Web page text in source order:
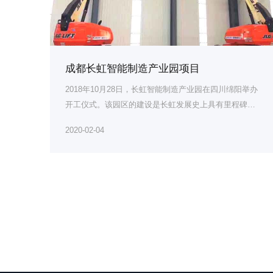
成都长虹智能制造产业园项目
2018年10月28日，长虹智能制造产业园在四川绵阳举办
开工仪式。该园区的建设是长虹发展史上具有里程碑意
2020-02-04